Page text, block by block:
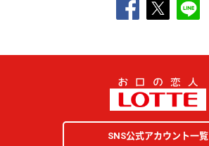
SNS公式アカウント一覧